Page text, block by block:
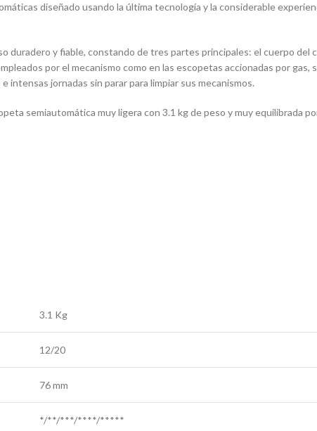
diseñado usando la última tecnología y la considerable
duradero y fiable, constando de tres partes principales: el cuerpo del
por el mecanismo como en las escopetas accionadas por
jornadas sin parar para limpiar sus mecanismos.
semiautomática muy ligera con 3.1 kg de peso y muy equilibrada
3.1 Kg
12/20
76 mm
*/**/***/****/*****